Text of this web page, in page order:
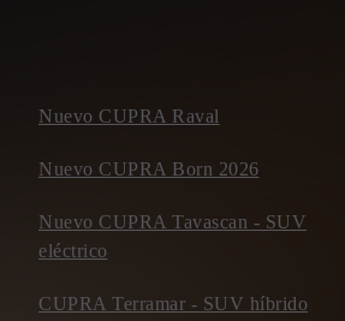
Nuevo CUPRA Raval
Nuevo CUPRA Born 2026
Nuevo CUPRA Tavascan - SUV
eléctrico
CUPRA Terramar - SUV híbrido